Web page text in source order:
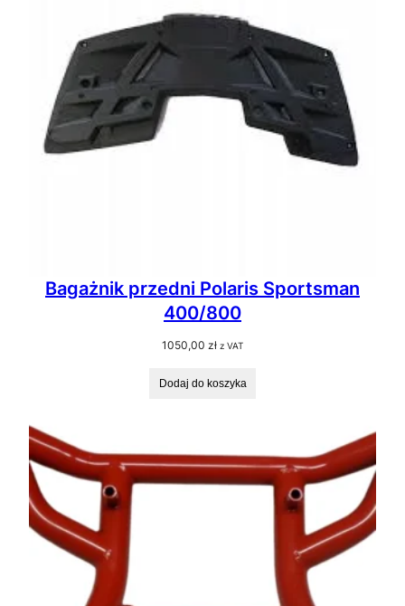
Bagażnik przedni Polaris Sportsman
400/800
1050,00 zł z VAT
Dodaj do koszyka